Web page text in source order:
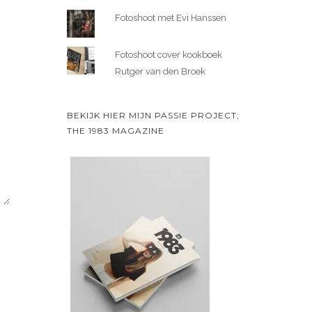
Fotoshoot met Evi Hanssen
Fotoshoot cover kookboek
Rutger van den Broek
BEKIJK HIER MIJN PASSIE PROJECT;
THE 1983 MAGAZINE